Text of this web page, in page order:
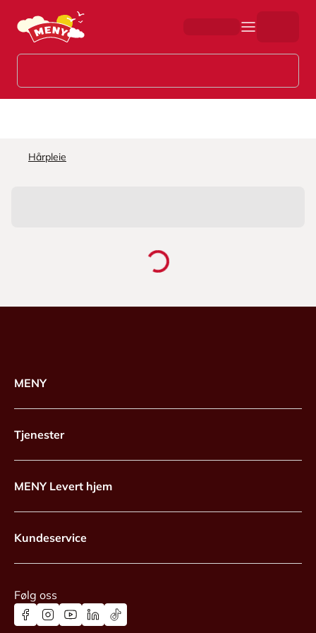
Hopp til hovedinnhold
Hårpleie
MENY
Tjenester
MENY Levert hjem
Kundeservice
Følg oss